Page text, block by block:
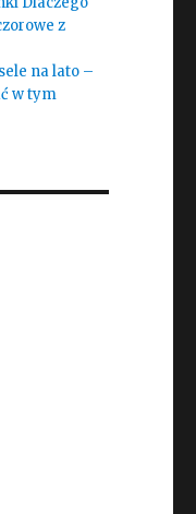
z
na lato –
w tym